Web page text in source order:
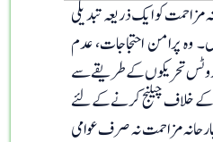
مزاحمت کو ایک ذریعہ تبدیلی
وہ پرامن احتجاجات، عدم
تحریکوں کے طریقے سے
کے خلاف چیلنج کرنے کے لئے
مزاحمت نہ صرف عوامی